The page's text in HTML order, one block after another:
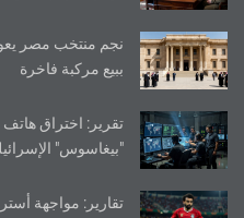
نجم منتخب مصر
ببيع مركبة فاخرة
تقرير: اختراق
"بيغاسوس"
تقارير: مواجهة